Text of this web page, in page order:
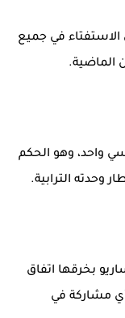
في جميع
الماضية.
واحد، وهو الحكم
وحدته الترابية.
بخرقها اتفاق
مشاركة في